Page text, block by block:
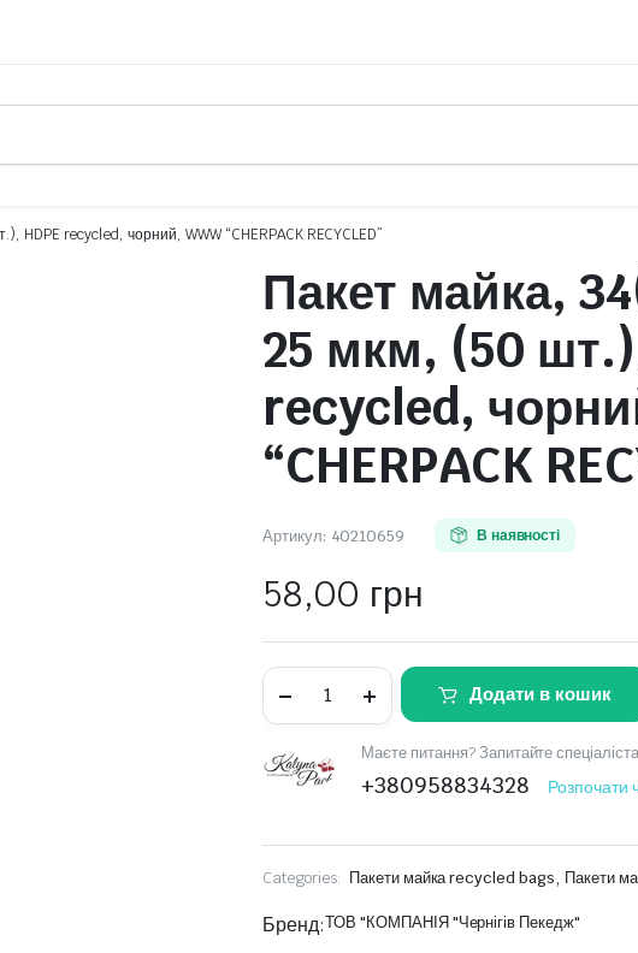
recycled, чорний, WWW “CHERPACK RECYCLED”
Пакет майка,
25 мкм, (50
recycled,
“CHERPACK
Артикул: 40210659 В наявності
58,00 грн
майка,
34(2х8)х57см,
мкм,
(50
recycled,
WWW
RECYCLED"
Додати в кошик
Маєте питання? Запитайте спеціаліста
+380958834328 Розпочати
Categories: Пакети майка recycled bags, Пакети
Бренд:ТОВ "КОМПАНІЯ "Чернігів Пекедж"